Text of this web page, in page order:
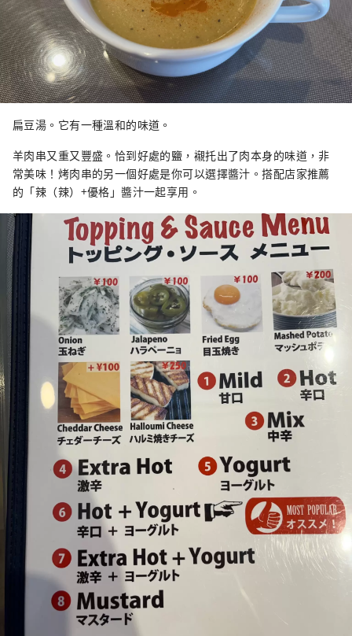
扁豆湯。它有一種溫和的味道。
羊肉串又重又豐盛。恰到好處的鹽，襯托出了肉本身的味道，非
常美味！烤肉串的另一個好處是你可以選擇醬汁。搭配店家推薦
的「辣（辣）+優格」醬汁一起享用。